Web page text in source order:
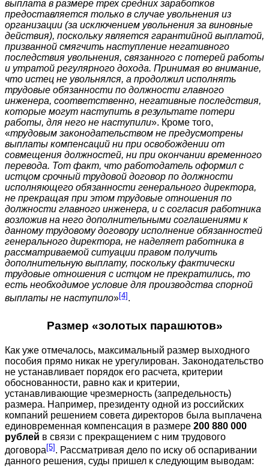
выплата в размере трех средних заработков
предоставляется только в случае увольнения из
организации (за исключением увольнения за виновные
действия), поскольку является гарантийной выплатой,
призванной смягчить наступление негативного
последствия увольнения, связанного с потерей работы
и утратой регулярного дохода. Принимая во внимание,
что истец не увольнялся, а продолжил исполнять
трудовые обязанности по должности главного
инженера, соответственно, негативные последствия,
которые могут наступить в результате потери
работы, для него не наступили». Кроме того,
«трудовым законодательством не предусмотрены
выплаты компенсаций ни при освобождении от
совмещения должностей, ни при окончании временного
перевода. Тот факт, что работодатель оформил с
истцом срочный трудовой договор по должности
исполняющего обязанности генерального директора,
не прекращая при этом трудовые отношения по
должности главного инженера, и с согласия работника
возложив на него дополнительными соглашениями к
данному трудовому договору исполнение обязанностей
генерального директора, не наделяет работника в
рассматриваемой ситуации правом получить
дополнительную выплату, поскольку фактически
трудовые отношения с истцом не прекратились, то
есть необходимое условие для производства спорной
выплаты не наступило»[4].
Размер «золотых парашютов»
Как уже отмечалось, максимальный размер выходного
пособия прямо никак не урегулирован. Законодательство
не устанавливает порядок его расчета, критерии
обоснованности, равно как и критерии,
устанавливающие чрезмерность (запредельность)
размера. Например, президенту одной из российских
компаний решением совета директоров была выплачена
единовременная компенсация в размере 200 880 000
рублей в связи с прекращением с ним трудового
договора[5]. Рассматривая дело по иску об оспаривании
данного решения, суды пришел к следующим выводам: